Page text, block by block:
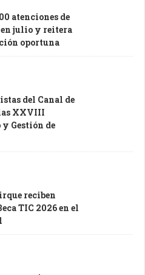
atenciones de
julio y reitera
oportuna
del Canal de
XXVIII
y Gestión de
reciben
TIC 2026 en el